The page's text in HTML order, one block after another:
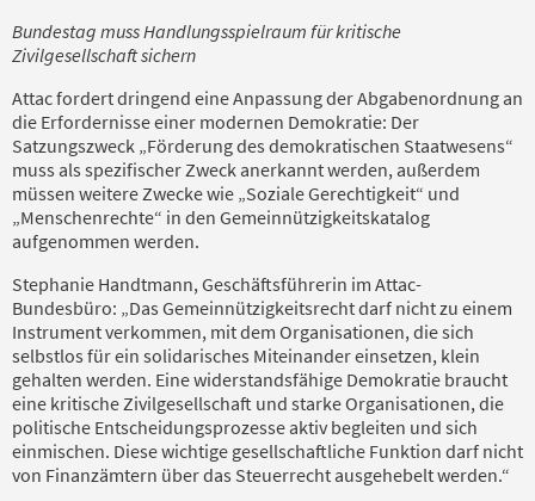
Bundestag muss Handlungsspielraum für kritische
Zivilgesellschaft sichern
Attac fordert dringend eine Anpassung der Abgabenordnung an
die Erfordernisse einer modernen Demokratie: Der
Satzungszweck „Förderung des demokratischen Staatwesens“
muss als spezifischer Zweck anerkannt werden, außerdem
müssen weitere Zwecke wie „Soziale Gerechtigkeit“ und
„Menschenrechte“ in den Gemeinnützigkeitskatalog
aufgenommen werden.
Stephanie Handtmann, Geschäftsführerin im Attac-
Bundesbüro: „Das Gemeinnützigkeitsrecht darf nicht zu einem
Instrument verkommen, mit dem Organisationen, die sich
selbstlos für ein solidarisches Miteinander einsetzen, klein
gehalten werden. Eine widerstandsfähige Demokratie braucht
eine kritische Zivilgesellschaft und starke Organisationen, die
politische Entscheidungsprozesse aktiv begleiten und sich
einmischen. Diese wichtige gesellschaftliche Funktion darf nicht
von Finanzämtern über das Steuerrecht ausgehebelt werden.“